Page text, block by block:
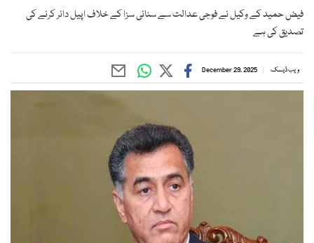
فیض حمید کے وکیل نے فوجی عدالت سے سنائی سزا کے خلاف اپیل دائر کرنے کی
تصدیق کی ہے
ویب ڈیسک December 29, 2025